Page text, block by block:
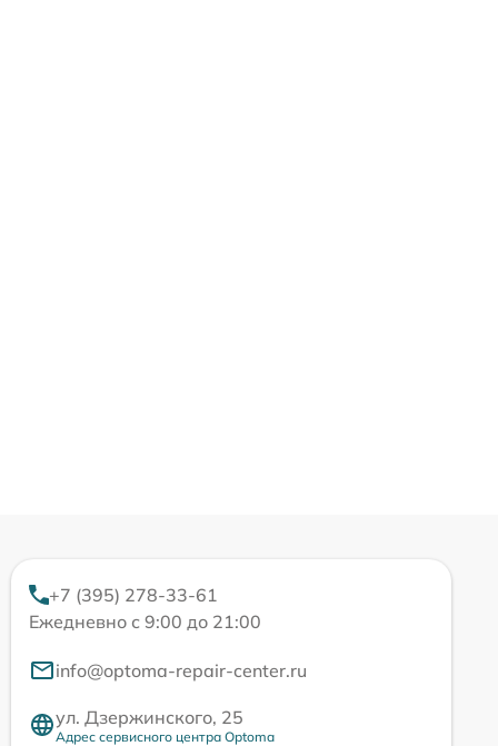
+7 (395) 278-33-61
Ежедневно с 9:00 до 21:00
info@optoma-repair-center.ru
ул. Дзержинского, 25
Адрес сервисного центра Optoma